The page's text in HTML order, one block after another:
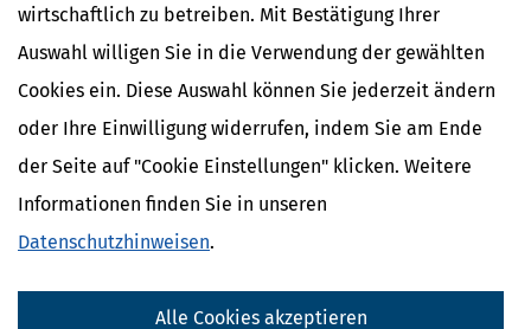
wirtschaftlich zu betreiben. Mit Bestätigung Ihrer
Auswahl willigen Sie in die Verwendung der gewählten
Cookies ein. Diese Auswahl können Sie jederzeit ändern
oder Ihre Einwilligung widerrufen, indem Sie am Ende
der Seite auf "Cookie Einstellungen" klicken. Weitere
Informationen finden Sie in unseren
Datenschutzhinweisen.
Alle Cookies akzeptieren
Suchen
Finanzamt - Infos
Finanzämter in Deutschland
Finanzämter in Brandenburg
Nahe Steuerberater